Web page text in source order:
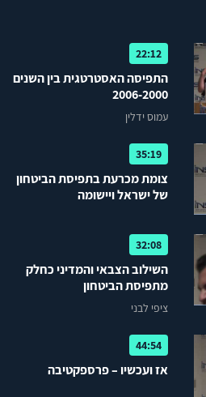
22:12
התפיסה האסטרטגית בין השנים
2006-2000
עמוס ידלין
35:19
צומת מכרעת בתפיסת הביטחון
של ישראל ויישומה
32:08
השילוב הצבאי והמדיני כחלק
מתפיסת הביטחון
ציפי לבני
44:54
אז ועכשיו – פרספקטיבה